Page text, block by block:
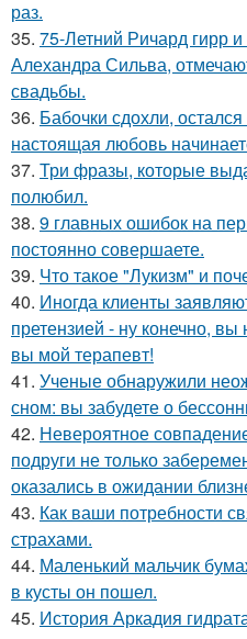
раз.
35. 75-Летний Ричард гирр
Алехандра Сильва,
свадьбы.
36. Бабочки сдохли,
настоящая любовь
37. Три фразы, которые
полюбил.
38. 9 главных ошибок на
постоянно совершаете.
39. Что такое "Лукизм" и
40. Иногда клиенты
претензией - ну конечно,
вы мой терапевт!
41. Ученые обнаружили
сном: вы забудете о
42. Невероятное
подруги не только
оказались в ожидании
43. Как ваши потребности
страхами.
44. Маленький мальчик
в кусты он пошел.
45. История Аркадия